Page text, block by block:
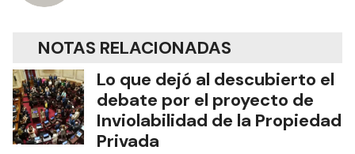
NOTAS RELACIONADAS
Lo que dejó al descubierto el
debate por el proyecto de
Inviolabilidad de la Propiedad
Privada